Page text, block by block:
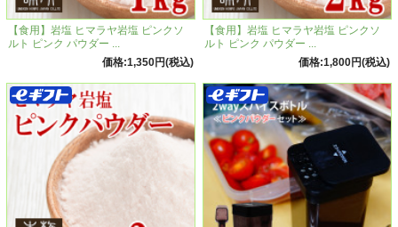
【食用】岩塩 ヒマラヤ岩塩 ピンクソ
ルト ピンク パウダー ...
価格:1,350円(税込)
【食用】岩塩 ヒマラヤ岩塩 ピンクソ
ルト ピンク パウダー ...
価格:1,800円(税込)